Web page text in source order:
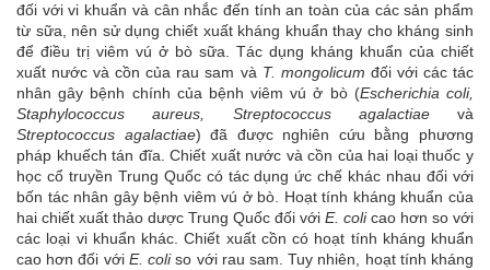
đối với vi khuẩn và cân nhắc đến tính an toàn của các sản phẩm
từ sữa, nên sử dụng chiết xuất kháng khuẩn thay cho kháng sinh
để điều trị viêm vú ở bò sữa. Tác dụng kháng khuẩn của chiết
xuất nước và cồn của rau sam và T. mongolicum đối với các tác
nhân gây bệnh chính của bệnh viêm vú ở bò (Escherichia coli,
Staphylococcus aureus, Streptococcus agalactiae và
Streptococcus agalactiae) đã được nghiên cứu bằng phương
pháp khuếch tán đĩa. Chiết xuất nước và cồn của hai loại thuốc y
học cổ truyền Trung Quốc có tác dụng ức chế khác nhau đối với
bốn tác nhân gây bệnh viêm vú ở bò. Hoạt tính kháng khuẩn của
hai chiết xuất thảo dược Trung Quốc đối với E. colicao hơn so với
các loại vi khuẩn khác. Chiết xuất cồn có hoạt tính kháng khuẩn
cao hơn đối vớiE. coliso với rau sam. Tuy nhiên, hoạt tính kháng